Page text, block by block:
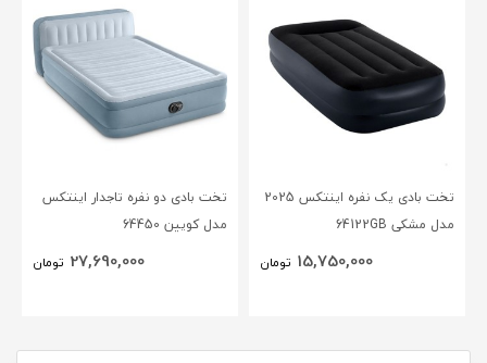
تخت بادی یک نفره اینتکس 2025
مدل مشکی 64122GB
15,750,000 تومان
تخت بادی دو نفره تاجدار اینتکس
مدل کویین 64450
27,690,000 تومان